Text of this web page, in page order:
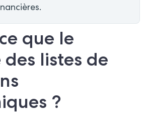
que le
listes de
?